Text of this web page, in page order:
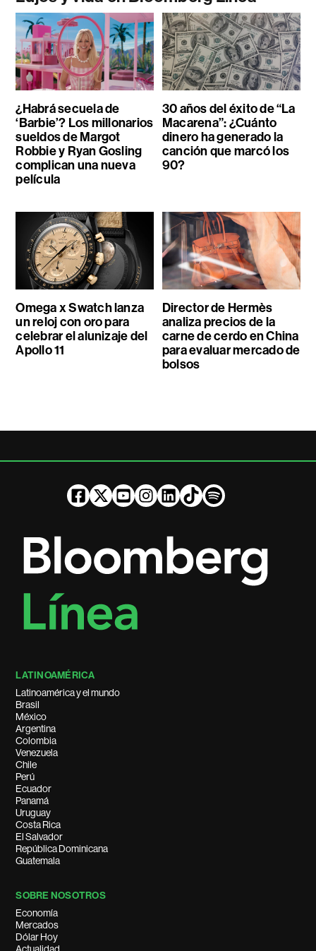
¿Habrá secuela de
‘Barbie’? Los millonarios
sueldos de Margot
Robbie y Ryan Gosling
complican una nueva
película
30 años del éxito de “La
Macarena”: ¿Cuánto
dinero ha generado la
canción que marcó los
90?
Omega x Swatch lanza
un reloj con oro para
celebrar el alunizaje del
Apollo 11
Director de Hermès
analiza precios de la
carne de cerdo en China
para evaluar mercado de
bolsos
LATINOAMÉRICA
Latinoamérica y el mundo
Brasil
México
Argentina
Colombia
Venezuela
Chile
Perú
Ecuador
Panamá
Uruguay
Costa Rica
El Salvador
República Dominicana
Guatemala
SOBRE NOSOTROS
Economía
Mercados
Dólar Hoy